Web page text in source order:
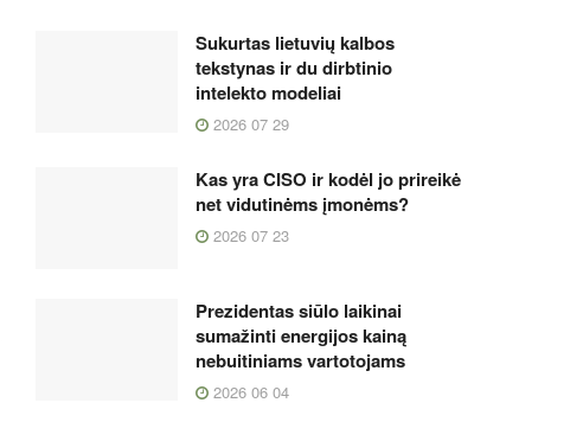
Sukurtas lietuvių kalbos
tekstynas ir du dirbtinio
intelekto modeliai
2026 07 29
Kas yra CISO ir kodėl jo prireikė
net vidutinėms įmonėms?
2026 07 23
Prezidentas siūlo laikinai
sumažinti energijos kainą
nebuitiniams vartotojams
2026 06 04